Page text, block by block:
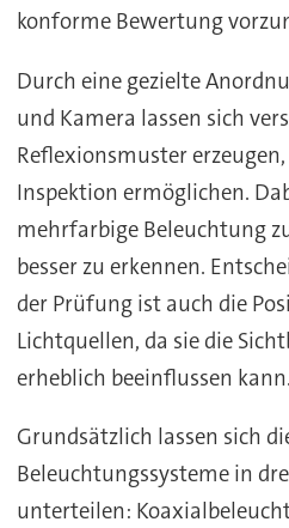
konforme Bewertung
Durch eine gezielte
und Kamera lassen sich
Reflexionsmuster
Inspektion ermöglichen.
mehrfarbige Beleuchtung
besser zu erkennen.
der Prüfung ist auch die
Lichtquellen, da sie die
erheblich beeinflussen kann.
Grundsätzlich lassen sich
Beleuchtungssysteme in
unterteilen: